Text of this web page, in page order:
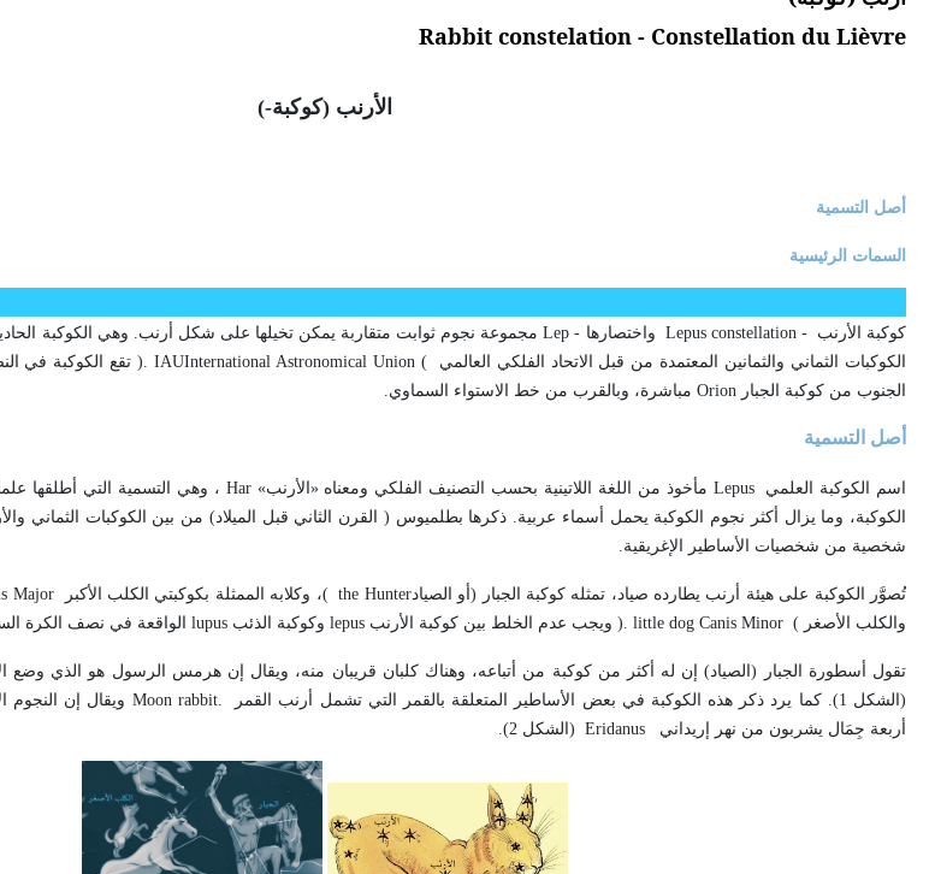
Rabbit constelation - Constellation du Lièvre
الأرنب (كوكبة-
)
أصل التسمية
السمات الرئيسية
كوكبة الأرنب Lepus constellation - واختصارها Lep - مجموعة نجوم ثوابت متقاربة يمكن تخيلها على شكل أرنب. وهي الكوكبة
الكوكبات الثماني والثمانين المعتمدة من قبل الاتحاد الفلكي العالميInternational Astronomical Union (
IAU
).تقع الكوكبة في
الجنوب من كوكبة الجبار Orion مباشرة، وبالقرب من خط الاستواء السماوي.
أصل التسمية
اسم الكوكبة العلمي Lepus مأخوذ من اللغة اللاتينية بحسب التصنيف الفلكي ومعناه «الأرنب»Har ، وهي التسمية التي أطلقها
الكوكبة، وما يزال أكثر نجوم الكوكبة يحمل أسماء عربية. ذكرها بطلميوس ( القرن الثاني قبل الميلاد) من بين الكوكبات الثماني
شخصية من شخصيات الأساطير الإغريقية.
تُصوَّر الكوكبة على هيئة أرنب يطارده صياد، تمثله كوكبة الجبار (أو الصيادthe Hunter )، وكلابه الممثلة بكوكبتي الكلب الأكبر Major
والكلب الأصغر Canis Minor (
little dog
). ويجب عدم الخلط بين كوكبة الأرنب lepus وكوكبة الذئب lupus الواقعة في نصف الكرة
تقول أسطورة الجبار (الصياد) إن له أكثر من كوكبة من أتباعه، وهناك كلبان قريبان منه، ويقال إن هرمس الرسول هو الذي وضع
(الشكل 1). كما يرد ذكر هذه الكوكبة في بعض الأساطير المتعلقة بالقمر التي تشمل أرنب القمر
Moon rabbit. ويقال إن النجوم
أربعة جِمَال يشربون من نهر إريداني
Eridanus (الشكل 2).